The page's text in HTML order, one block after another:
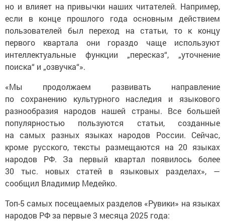
но и влияет на привычки наших читателей. Например,
если в конце прошлого года основным действием
пользователей был переход на статьи, то к концу
первого квартала они гораздо чаще используют
интеллектуальные функции „пересказ“, „уточнение
поиска“ и „озвучка“».
«Мы продолжаем развивать направление
по сохранению культурного наследия и языкового
разнообразия народов нашей страны. Все большей
популярностью пользуются статьи, созданные
на самых разных языках народов России. Сейчас,
кроме русского, тексты размещаются на 20 языках
народов РФ. За первый квартал появилось более
30 тыс. новых статей в языковых разделах», —
сообщил Владимир Медейко.
Топ-5 самых посещаемых разделов «Рувики» на языках
народов РФ за первые 3 месяца 2025 года: